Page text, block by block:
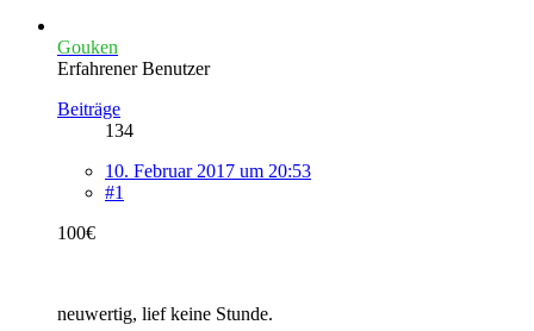
Gouken
Erfahrener Benutzer
Beiträge
134
10. Februar 2017 um 20:53
#1
100€
neuwertig, lief keine Stunde.